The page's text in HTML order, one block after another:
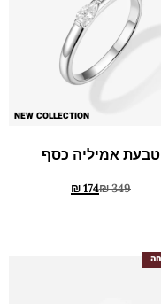
NEW COLLECTION
טבעת אמיליה כסף
₪349
₪174